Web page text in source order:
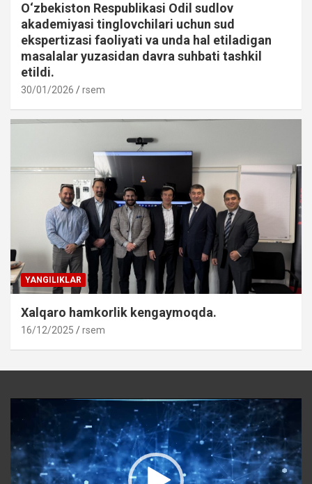
O‘zbekiston Respublikasi Odil sudlov
akademiyasi tinglovchilari uchun sud
ekspertizasi faoliyati va unda hal etiladigan
masalalar yuzasidan davra suhbati tashkil
etildi.
30/01/2026 rsem
YANGILIKLAR
Xalqaro hamkorlik kengaymoqda.
16/12/2025 rsem
Video
Player